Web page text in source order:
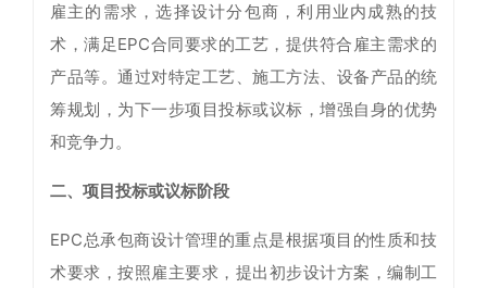
雇主的需求，选择设计分包商，利用业内成熟的技
术，满足EPC合同要求的工艺，提供符合雇主需求的
产品等。通过对特定工艺、施工方法、设备产品的统
筹规划，为下一步项目投标或议标，增强自身的优势
和竞争力。
二、项目投标或议标阶段
EPC总承包商设计管理的重点是根据项目的性质和技
术要求，按照雇主要求，提出初步设计方案，编制工